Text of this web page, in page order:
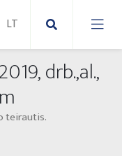
drb.,al.,
teirautis.